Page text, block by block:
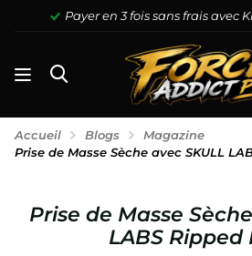
Payer en 3 fois sans frais avec
Accueil Blogs
Magazine
Prise de Masse Sèche avec SKULL
Prise de Masse
LABS Ripped